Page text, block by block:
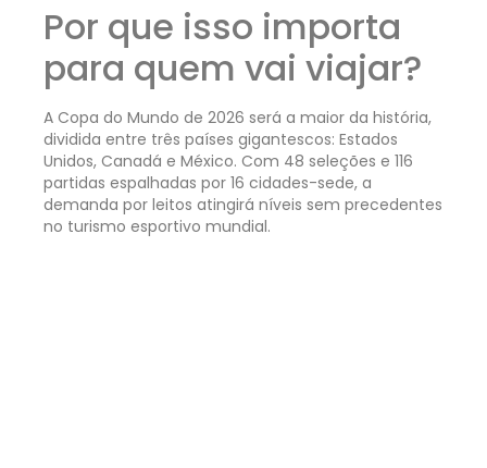
Por que isso importa
para quem vai viajar?
A Copa do Mundo de 2026 será a maior da história,
dividida entre três países gigantescos: Estados
Unidos, Canadá e México. Com 48 seleções e 116
partidas espalhadas por 16 cidades-sede, a
demanda por leitos atingirá níveis sem precedentes
no turismo esportivo mundial.